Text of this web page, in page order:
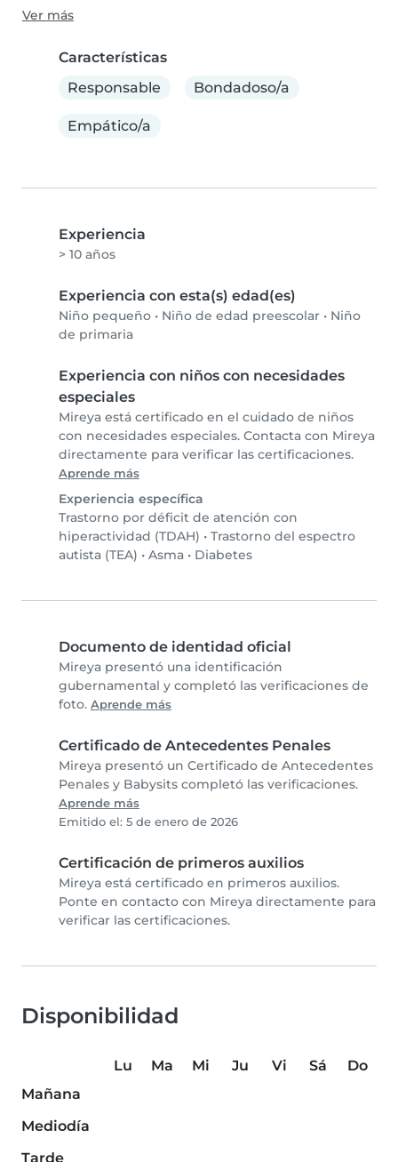
Ver más
Características
Responsable
Bondadoso/a
Empático/a
Experiencia
> 10 años
Experiencia con esta(s) edad(es)
Niño pequeño • Niño de edad preescolar • Niño
de primaria
Experiencia con niños con necesidades
especiales
Mireya está certificado en el cuidado de niños
con necesidades especiales. Contacta con Mireya
directamente para verificar las certificaciones.
Aprende más
Experiencia específica
Trastorno por déficit de atención con
hiperactividad (TDAH) • Trastorno del espectro
autista (TEA) • Asma • Diabetes
Documento de identidad oficial
Mireya presentó una identificación
gubernamental y completó las verificaciones de
foto. Aprende más
Certificado de Antecedentes Penales
Mireya presentó un Certificado de Antecedentes
Penales y Babysits completó las verificaciones.
Aprende más
Emitido el: 5 de enero de 2026
Certificación de primeros auxilios
Mireya está certificado en primeros auxilios.
Ponte en contacto con Mireya directamente para
verificar las certificaciones.
Disponibilidad
Lu Ma Mi Ju Vi Sá
Do
Mañana
Mediodía
Tarde